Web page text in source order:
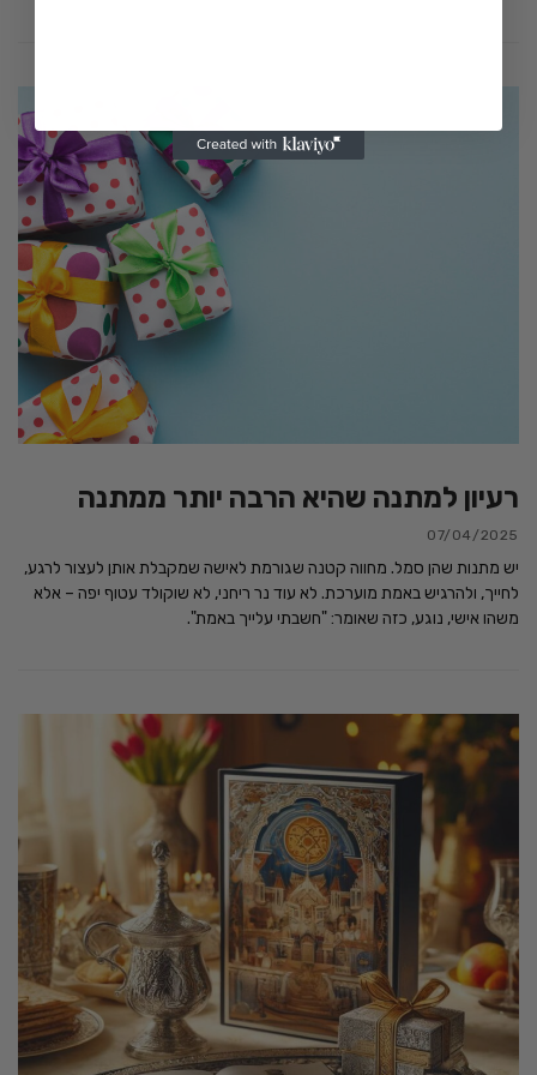
רעיון למתנה שהיא הרבה יותר ממתנה
07/04/2025
יש מתנות שהן סמל. מחווה קטנה שגורמת לאישה שמקבלת אותן לעצור לרגע,
לחייך, ולהרגיש באמת מוערכת. לא עוד נר ריחני, לא שוקולד עטוף יפה – אלא
משהו אישי, נוגע, כזה שאומר: "חשבתי עלייך באמת".